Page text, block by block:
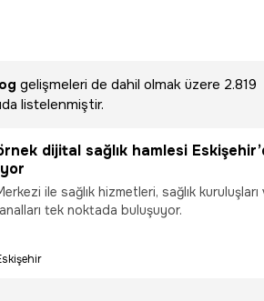
gelişmeleri de dahil olmak üzere 2.819
listelenmiştir.
dijital sağlık hamlesi
ile sağlık hizmetleri, sağlık kuruluşları
tek noktada buluşuyor.